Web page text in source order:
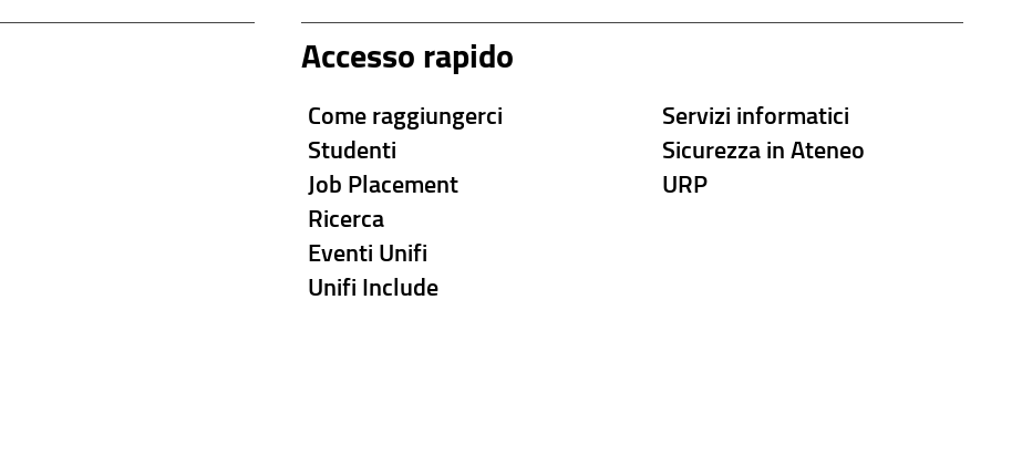
Accesso rapido
Come raggiungerci
Studenti
Job Placement
Ricerca
Eventi Unifi
Unifi Include
Servizi informatici
Sicurezza in Ateneo
URP